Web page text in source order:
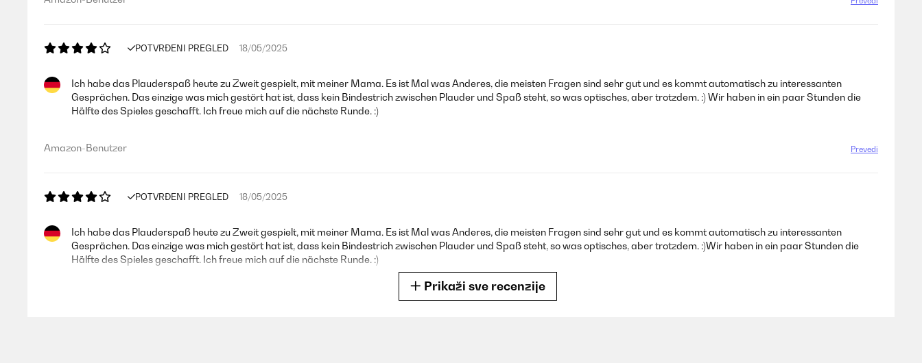
POTVRĐENI PREGLED 18/05/2025
Ich habe das Plauderspaß heute zu Zweit gespielt, mit meiner Mama. Es ist Mal was Anderes, die meisten Fragen sind sehr gut und es kommt automatisch zu interessanten
Gesprächen. Das einzige was mich gestört hat ist, dass kein Bindestrich zwischen Plauder und Spaß steht, so was optisches, aber trotzdem. :) Wir haben in ein paar Stunden die
Hälfte des Spieles geschafft. Ich freue mich auf die nächste Runde. :)
Amazon-Benutzer Prevedi
POTVRĐENI PREGLED 18/05/2025
Ich habe das Plauderspaß heute zu Zweit gespielt, mit meiner Mama. Es ist Mal was Anderes, die meisten Fragen sind sehr gut und es kommt automatisch zu interessanten
Gesprächen. Das einzige was mich gestört hat ist, dass kein Bindestrich zwischen Plauder und Spaß steht, so was optisches, aber trotzdem. :)Wir haben in ein paar Stunden die
Hälfte des Spieles geschafft. Ich freue mich auf die nächste Runde. :)
Prikaži sve recenzije